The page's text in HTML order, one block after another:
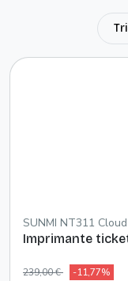
SUNMI NT311
Imprimante
239,00 € -11,77%